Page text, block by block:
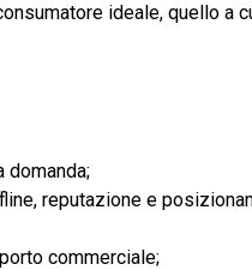
ideale, quello a
domanda;
reputazione e
commerciale;